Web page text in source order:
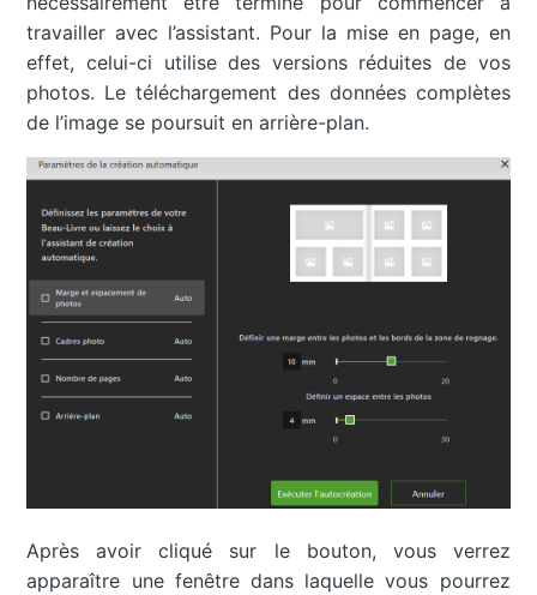
travailler avec l’assistant. Pour la mise en page, en
effet, celui-ci utilise des versions réduites de vos
photos. Le téléchargement des données complètes
de l’image se poursuit en arrière-plan.
Après avoir cliqué sur le bouton, vous verrez
apparaître une fenêtre dans laquelle vous pourrez